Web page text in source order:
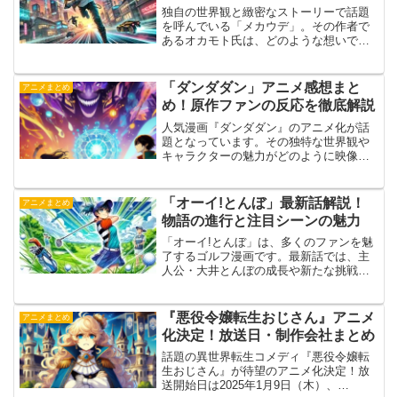
独自の世界観と緻密なストーリーで話題
を呼んでいる「メカウデ」。その作者で
あるオカモト氏は、どのような想いでこ
い、創作秘話や制作に込めた想い、さら
にキャラクターや世界観...
アニメまとめ
「ダンダダン」アニメ感想まと
め！原作ファンの反応を徹底解説
人気漫画『ダンダダン』のアニメ化が話
題となっています。その独特な世界観や
キャラクターの魅力がどのように映像化
の視聴者の感想は気になるところです。
本記事では、アニメ『ダン...
アニメまとめ
「オーイ!とんぼ」最新話解説！
物語の進行と注目シーンの魅力
「オーイ!とんぼ」は、多くのファンを魅
了するゴルフ漫画です。最新話では、主
人公・大井とんぼの成長や新たな挑戦が
語の進行や注目すべきシーンについて詳
しく掘り下げていきます...
アニメまとめ
『悪役令嬢転生おじさん』アニメ
化決定！放送日・制作会社まとめ
話題の異世界転生コメディ『悪役令嬢転
生おじさん』が待望のアニメ化決定！放
送開始日は2025年1月9日（木）、